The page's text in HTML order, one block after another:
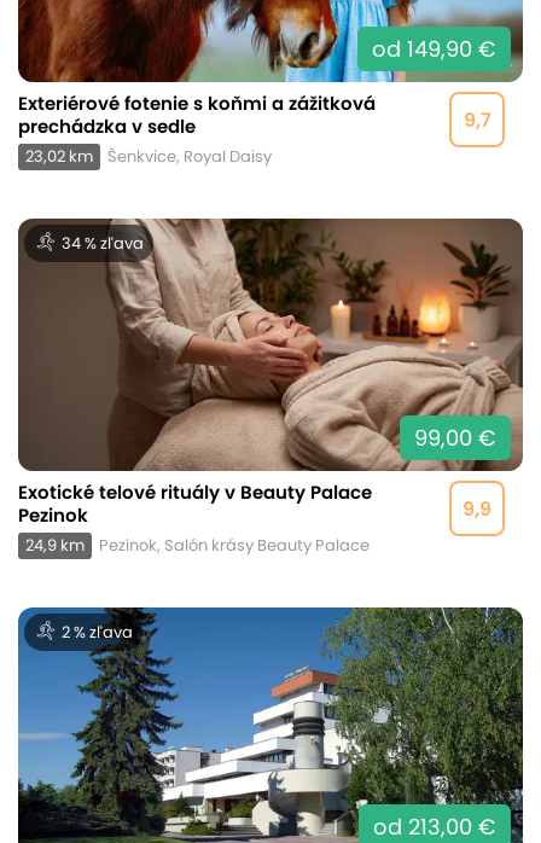
od 149,90 €
9,7
Exteriérové fotenie s koňmi a zážitková
prechádzka v sedle
23,02 km Šenkvice, Royal Daisy
34 % zľava
99,00 €
9,9
Exotické telové rituály v Beauty Palace
Pezinok
24,9 km Pezinok, Salón krásy Beauty Palace
2 % zľava
od 213,00 €